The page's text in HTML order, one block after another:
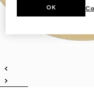
OK